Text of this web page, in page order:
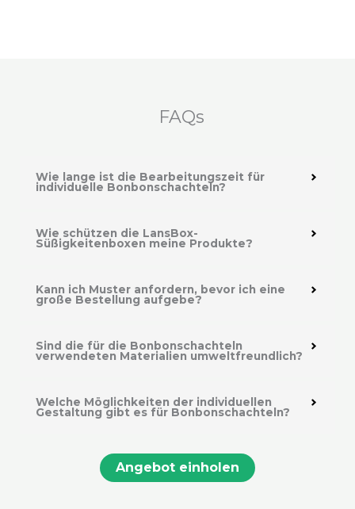
FAQs
Wie lange ist die Bearbeitungszeit für
individuelle Bonbonschachteln?
Wie schützen die LansBox-
Süßigkeitenboxen meine Produkte?
Kann ich Muster anfordern, bevor ich eine
große Bestellung aufgebe?
Sind die für die Bonbonschachteln
verwendeten Materialien umweltfreundlich?
Welche Möglichkeiten der individuellen
Gestaltung gibt es für Bonbonschachteln?
Angebot einholen